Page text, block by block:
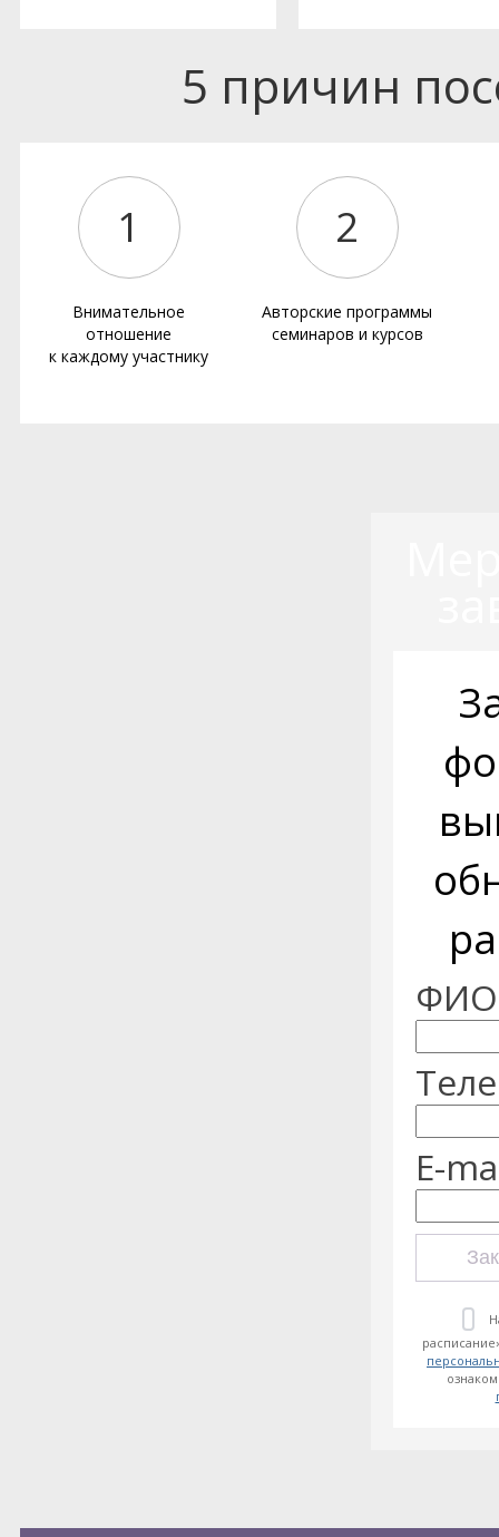
5 причин
1
Внимательное
отношение
к каждому участнику
2
Авторские программы
семинаров и курсов
E-